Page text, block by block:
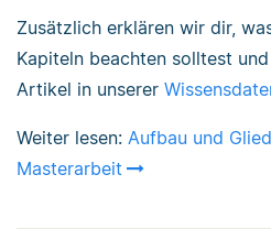
Zusätzlich erklären wir dir,
Kapiteln beachten solltest
Artikel in unserer
Weiter lesen: Aufbau und
Masterarbeit